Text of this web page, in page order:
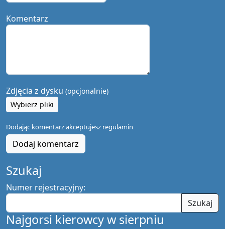
Komentarz
Zdjęcia z dysku (opcjonalnie)
Wybierz pliki
Dodając komentarz akceptujesz regulamin
Dodaj komentarz
Szukaj
Numer rejestracyjny:
Szukaj
Najgorsi kierowcy w sierpniu